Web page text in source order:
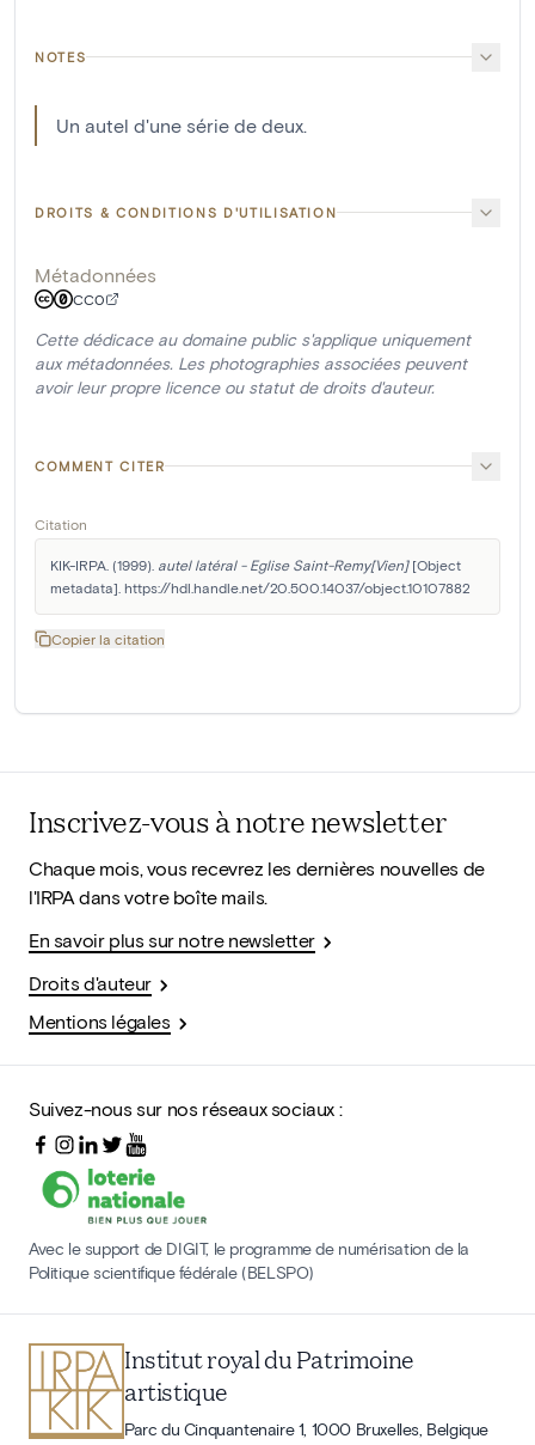
NOTES
Un autel d'une série de deux.
DROITS & CONDITIONS D'UTILISATION
Métadonnées
CC0
Cette dédicace au domaine public s'applique uniquement
aux métadonnées. Les photographies associées peuvent
avoir leur propre licence ou statut de droits d'auteur.
COMMENT CITER
Citation
KIK-IRPA. (1999). autel latéral - Eglise Saint-Remy[Vien] [Object
metadata]. https://hdl.handle.net/20.500.14037/object.10107882
Copier la citation
Inscrivez-vous à notre newsletter
Chaque mois, vous recevrez les dernières nouvelles de
l'IRPA dans votre boîte mails.
En savoir plus sur notre newsletter
Droits d'auteur
Mentions légales
Suivez-nous sur nos réseaux sociaux :
Avec le support de DIGIT, le programme de numérisation de la
Politique scientifique fédérale (BELSPO)
Institut royal du Patrimoine
artistique
Parc du Cinquantenaire 1, 1000 Bruxelles, Belgique